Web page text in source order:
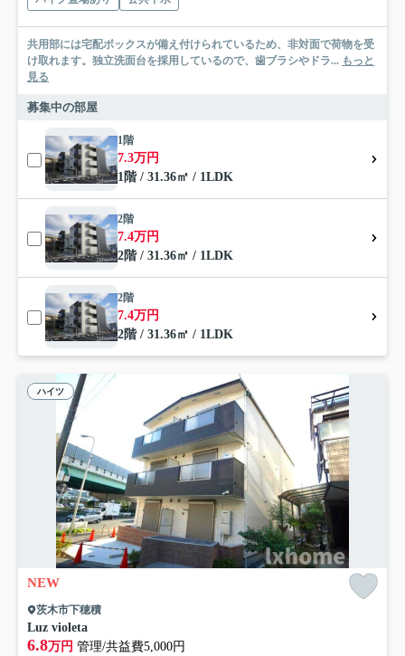
共用部には宅配ボックスが備え付けられているため、非対面で荷物を受
け取れます。独立洗面台を採用しているので、歯ブラシやドラ... もっと
見る
募集中の部屋
1階
7.3万円
1階 / 31.36㎡ / 1LDK
2階
7.4万円
2階 / 31.36㎡ / 1LDK
2階
7.4万円
2階 / 31.36㎡ / 1LDK
ハイツ
NEW
茨木市下穂積
Luz violeta
6.8万円 管理/共益費5,000円